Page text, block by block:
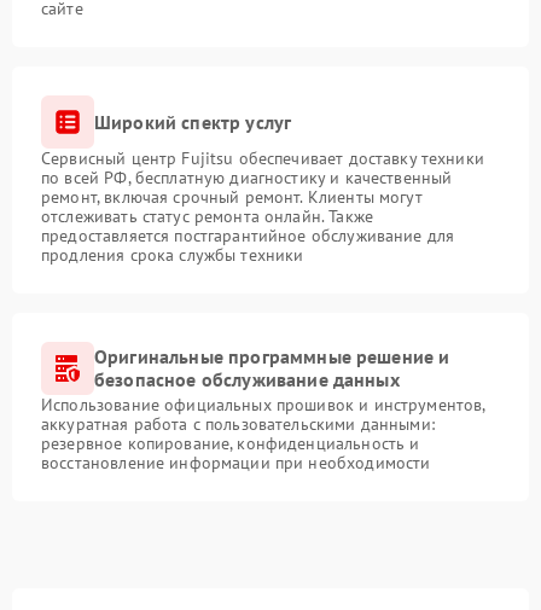
сайте
Широкий спектр услуг
Сервисный центр Fujitsu обеспечивает доставку техники
по всей РФ, бесплатную диагностику и качественный
ремонт, включая срочный ремонт. Клиенты могут
отслеживать статус ремонта онлайн. Также
предоставляется постгарантийное обслуживание для
продления срока службы техники
Оригинальные программные решение и
безопасное обслуживание данных
Использование официальных прошивок и инструментов,
аккуратная работа с пользовательскими данными:
резервное копирование, конфиденциальность и
восстановление информации при необходимости